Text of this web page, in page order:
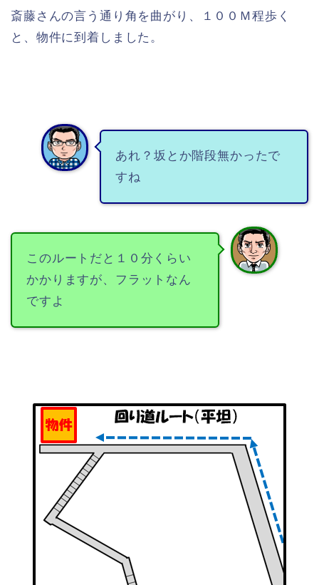
斎藤さんの言う通り角を曲がり、１００Ｍ程歩く
と、物件に到着しました。
あれ？坂とか階段無かったで
すね
このルートだと１０分くらい
かかりますが、フラットなん
ですよ